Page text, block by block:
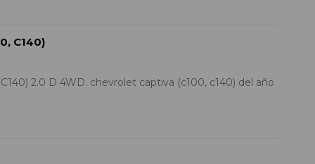
C140)
2.0 D 4WD. chevrolet captiva (c100, c140) del año